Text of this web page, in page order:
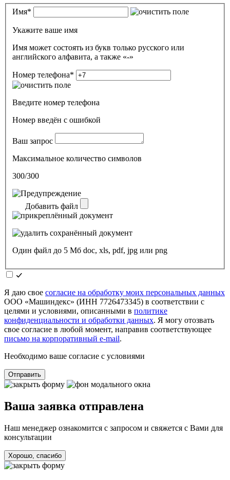
Имя*
Укажите ваше имя
Имя может состоять из букв только русского или
английского алфавита, а также «-»
Номер телефона*
Введите номер телефона
Номер введён c ошибкой
Ваш запрос
Максимальное количество символов
300/300
Добавить файл
Один файл до 5 Мб doc, xls, pdf, jpg или png
Я даю свое согласие на обработку моих персональных данных
ООО «Машиндекс» (ИНН 7726473345) в соответствии с
целями и условиями, описанными в политике
конфиденциальности и обработки данных. Я могу отозвать
свое согласие в любой момент, направив соответствующее
письмо на корпоративный e-mail.
Необходимо ваше согласие с условиями
Отправить
Ваша заявка отправлена
Наш менеджер ознакомится с запросом и свяжется с Вами для
консультации
Хорошо, спасибо